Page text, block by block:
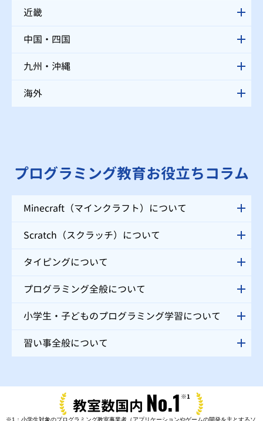
近畿
中国・四国
九州・沖縄
海外
プログラミング教育お役立ちコラム
Minecraft（マインクラフト）について
Scratch（スクラッチ）について
タイピングについて
プログラミング全般について
小学生・子どものプログラミング学習について
習い事全般について
教室数国内 No.1 ※1
※1：小学生対象のプログラミング教室事業者（アプリケーションやゲームの開発を主とするソ